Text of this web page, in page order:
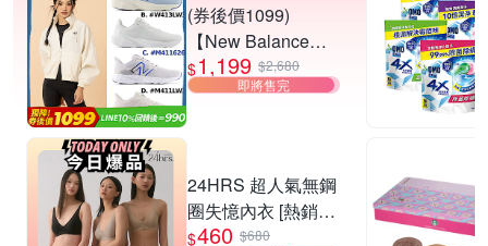
(券後價1099)
【New Balance】
慢跑鞋_女/中性_多
款任選
W3) (網路獨家款)
$1,199 $2,680
即將售完
24HRS 超人氣無鋼
圈失憶內衣 [熱銷好
評]
$460 $680